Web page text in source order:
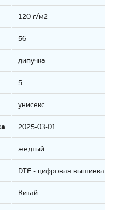
120 г/м2
56
липучка
5
унисекс
2025-03-01
желтый
DTF - цифровая вышивка
Китай